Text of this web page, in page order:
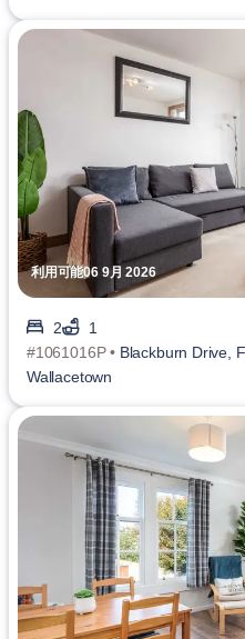
利用可能06 9月 2026
2
1
#1061016P • Blackburn Drive,
Wallacetown